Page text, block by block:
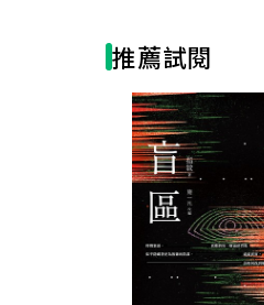
推薦試閱